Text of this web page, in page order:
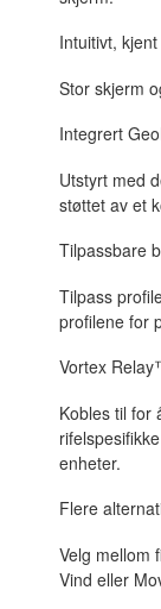
Intuitivt,
Stor skjerm
Integrert
Utstyrt med
støttet av et
Tilpassbare
Tilpass
profilene for
Vortex
Kobles til for
enheter.
Flere
Velg mellom
Vind eller